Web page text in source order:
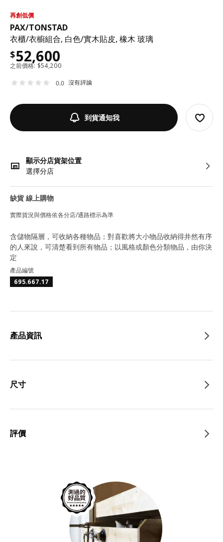
再創低價
PAX/TONSTAD
衣櫃/衣櫥組合, 白色/實木貼皮, 橡木 玻璃
$52,600
之前價格: $54,200
0.0 沒有評論
到貨通知我
顯示分店貨架位置
選擇分店
缺貨 線上購物
實際貨況與價格依各分店/通路標示為準
含儲物隔層，可收納各種物品；對喜歡將大小物品收納得井然有序
的人來說，可清楚看到所有物品；以風格或顏色分類物品，由你決
定
產品編號
695.667.17
產品資訊
尺寸
評價